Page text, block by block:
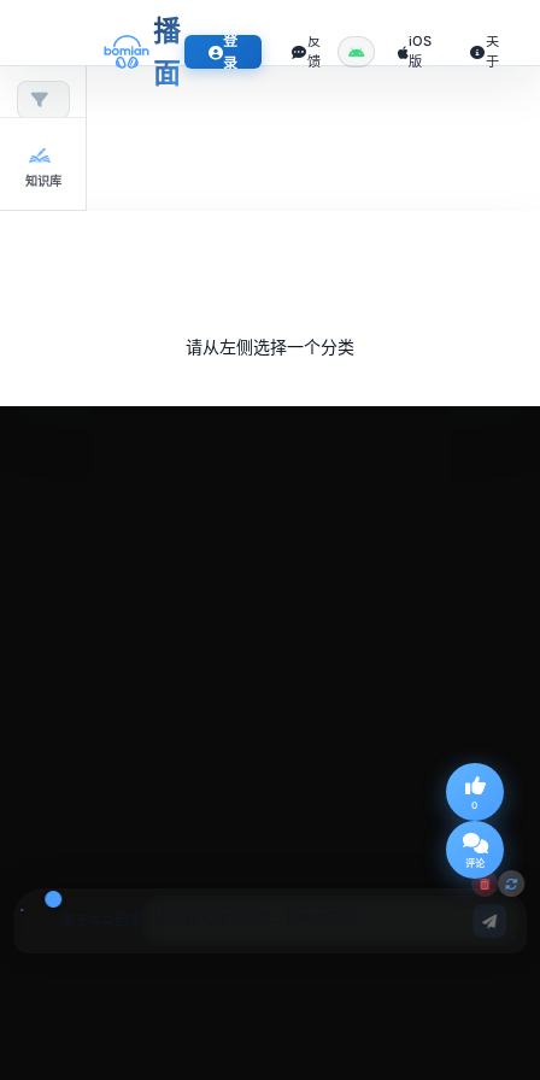
播
面
登
录
反
馈
iOS
版
关
于
0
评论
知识库
请从左侧选择一个分类